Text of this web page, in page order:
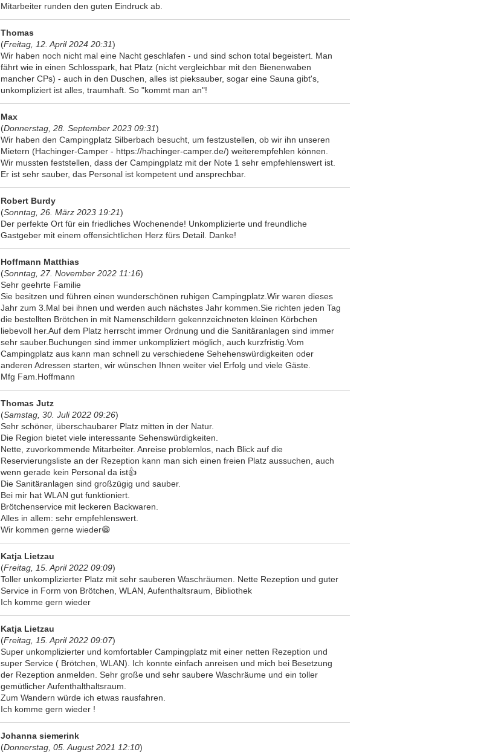
Mitarbeiter runden den guten Eindruck ab.
Thomas
(Freitag, 12. April 2024 20:31)
Wir haben noch nicht mal eine Nacht geschlafen - und sind schon total begeistert. Man
fährt wie in einen Schlosspark, hat Platz (nicht vergleichbar mit den Bienenwaben
mancher CPs) - auch in den Duschen, alles ist pieksauber, sogar eine Sauna gibt's,
unkompliziert ist alles, traumhaft. So "kommt man an"!
Max
(Donnerstag, 28. September 2023 09:31)
Wir haben den Campingplatz Silberbach besucht, um festzustellen, ob wir ihn unseren
Mietern (Hachinger-Camper - https://hachinger-camper.de/) weiterempfehlen können.
Wir mussten feststellen, dass der Campingplatz mit der Note 1 sehr empfehlenswert ist.
Er ist sehr sauber, das Personal ist kompetent und ansprechbar.
Robert Burdy
(Sonntag, 26. März 2023 19:21)
Der perfekte Ort für ein friedliches Wochenende! Unkomplizierte und freundliche
Gastgeber mit einem offensichtlichen Herz fürs Detail. Danke!
Hoffmann Matthias
(Sonntag, 27. November 2022 11:16)
Sehr geehrte Familie
Sie besitzen und führen einen wunderschönen ruhigen Campingplatz.Wir waren dieses
Jahr zum 3.Mal bei ihnen und werden auch nächstes Jahr kommen.Sie richten jeden Tag
die bestellten Brötchen in mit Namenschildern gekennzeichneten kleinen Körbchen
liebevoll her.Auf dem Platz herrscht immer Ordnung und die Sanitäranlagen sind immer
sehr sauber.Buchungen sind immer unkompliziert möglich, auch kurzfristig.Vom
Campingplatz aus kann man schnell zu verschiedene Sehehenswürdigkeiten oder
anderen Adressen starten, wir wünschen Ihnen weiter viel Erfolg und viele Gäste.
Mfg Fam.Hoffmann
Thomas Jutz
(Samstag, 30. Juli 2022 09:26)
Sehr schöner, überschaubarer Platz mitten in der Natur.
Die Region bietet viele interessante Sehenswürdigkeiten.
Nette, zuvorkommende Mitarbeiter. Anreise problemlos, nach Blick auf die
Reservierungsliste an der Rezeption kann man sich einen freien Platz aussuchen, auch
wenn gerade kein Personal da ist👍
Die Sanitäranlagen sind großzügig und sauber.
Bei mir hat WLAN gut funktioniert.
Brötchenservice mit leckeren Backwaren.
Alles in allem: sehr empfehlenswert.
Wir kommen gerne wieder😁
Katja Lietzau
(Freitag, 15. April 2022 09:09)
Toller unkomplizierter Platz mit sehr sauberen Waschräumen. Nette Rezeption und guter
Service in Form von Brötchen, WLAN, Aufenthaltsraum, Bibliothek
Ich komme gern wieder
Katja Lietzau
(Freitag, 15. April 2022 09:07)
Super unkomplizierter und komfortabler Campingplatz mit einer netten Rezeption und
super Service ( Brötchen, WLAN). Ich konnte einfach anreisen und mich bei Besetzung
der Rezeption anmelden. Sehr große und sehr saubere Waschräume und ein toller
gemütlicher Aufenthalthaltsraum.
Zum Wandern würde ich etwas rausfahren.
Ich komme gern wieder !
Johanna siemerink
(Donnerstag, 05. August 2021 12:10)